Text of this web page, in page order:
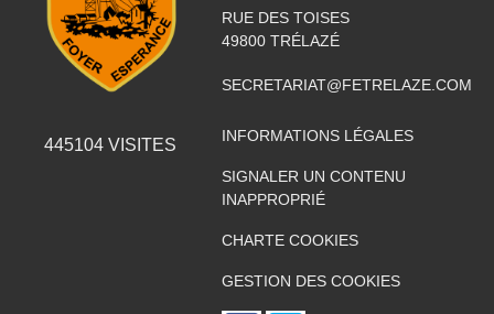
445104 VISITES
RUE DES TOISES
49800 TRÉLAZÉ
SECRETARIAT@FETRELAZE.COM
INFORMATIONS LÉGALES
SIGNALER UN CONTENU
INAPPROPRIÉ
CHARTE COOKIES
GESTION DES COOKIES